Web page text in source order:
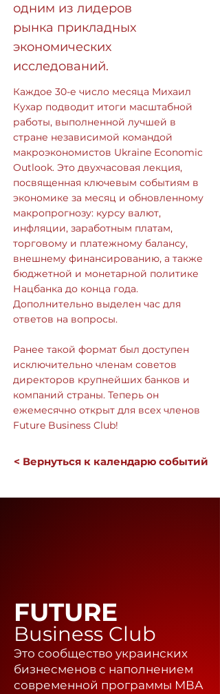
одним из лидеров
рынка прикладных
экономических
исследований.
Каждое 30-е число месяца Михаил
Кухар подводит итоги масштабной
работы, выполненной лучшей в
стране независимой командой
макроэкономистов Ukraine Economic
Outlook. Это двухчасовая лекция,
посвященная ключевым событиям в
экономике за месяц и обновленному
макропрогнозу: курсу валют,
инфляции, заработным платам,
торговому и платежному балансу,
внешнему финансированию, а также
бюджетной и монетарной политике
Нацбанка до конца года.
Дополнительно выделен час для
ответов на вопросы.
Ранее такой формат был доступен
исключительно членам советов
директоров крупнейших банков и
компаний страны. Теперь он
ежемесячно открыт для всех членов
Future Business Club!
< Вернуться к календарю событий
FUTURE
Business Club
Это сообщество украинских
бизнесменов с наполнением
современной программы МВА